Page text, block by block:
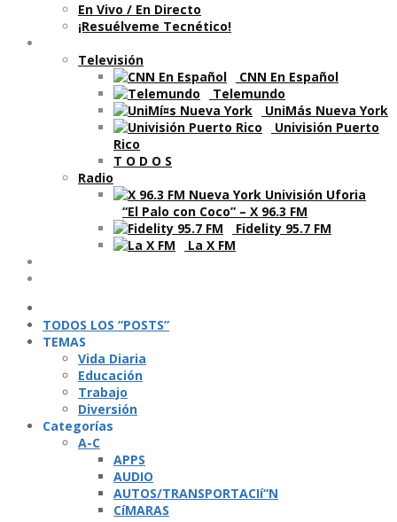
En Vivo / En Directo
¡Resuélveme Tecnético!
Televisión
CNN En Español
Telemundo
UniMás Nueva York
Univisión Puerto
Rico
T O D O S
Radio
“El Palo con Coco” – X 96.3 FM
Fidelity 95.7 FM
La X FM
TODOS LOS “POSTS”
TEMAS
Vida Diaria
Educación
Trabajo
Diversión
Categorí­as
A-C
APPS
AUDIO
AUTOS/TRANSPORTACIí“N
CíMARAS